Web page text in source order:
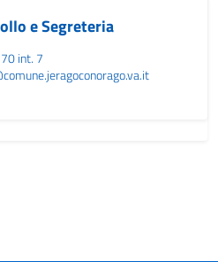
e Segreteria
int. 7